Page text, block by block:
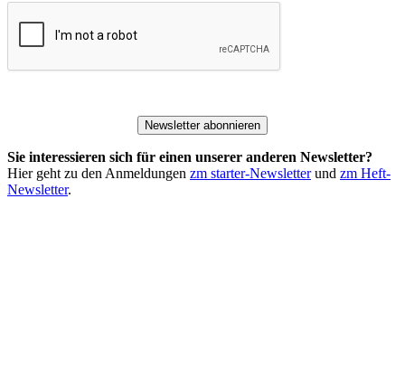
Newsletter abonnieren
Sie interessieren sich für einen unserer anderen Newsletter?
Hier geht zu den Anmeldungen zm starter-Newsletterund zm Heft-
Newsletter.